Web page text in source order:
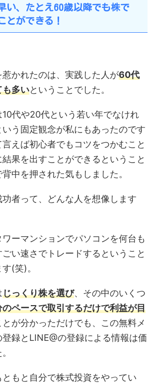
い、たとえ60歳以降でも株で
とができる！
かれたのは、実践した人が60代
も多いということでした。
代や20代という若い年でなけれ
う固定観念が私にもあったのです
えば初心者でもコツをつかむこと
果を出すことができるということ
中を押された気もしました。
者って、どんな人を想像します
ーマンションでパソコンを何台も
い速さでトレードするということ
(笑)。
じっくり株を選び、その中のいくつ
のペースで取引するだけで利益が目
とが分かっただけでも、この無料メ
録とLINE@の登録による情報は価
もと自分で株式投資をやってい